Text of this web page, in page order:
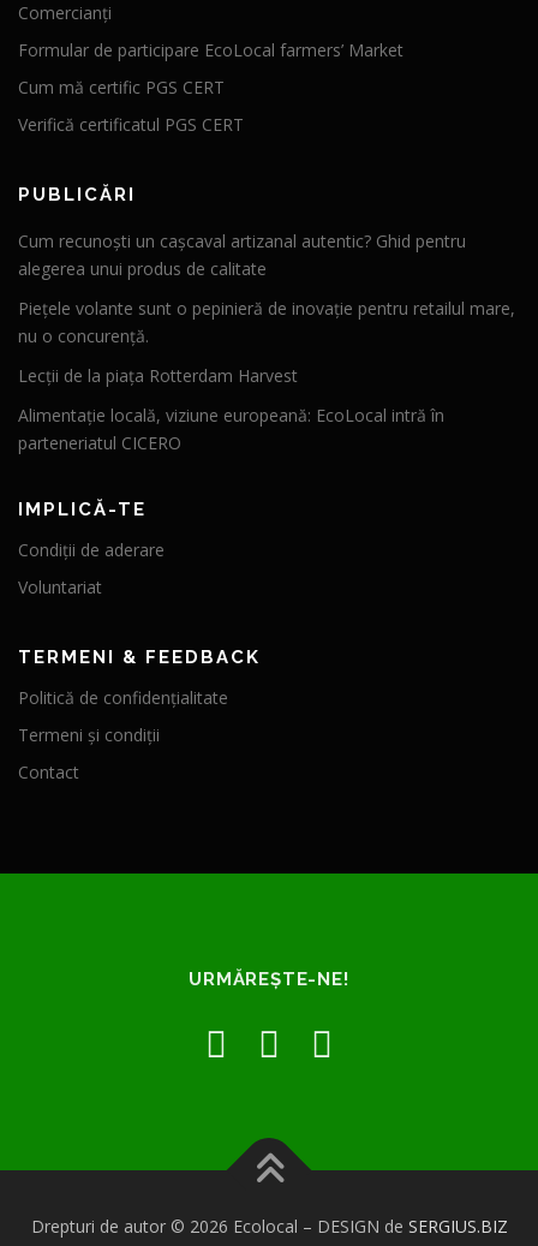
Comercianți
Formular de participare EcoLocal farmers’ Market
Cum mă certific PGS CERT
Verifică certificatul PGS CERT
PUBLICĂRI
Cum recunoști un cașcaval artizanal autentic? Ghid pentru
alegerea unui produs de calitate
Piețele volante sunt o pepinieră de inovație pentru retailul mare,
nu o concurență.
Lecții de la piața Rotterdam Harvest
Alimentație locală, viziune europeană: EcoLocal intră în
parteneriatul CICERO
IMPLICĂ-TE
Condiții de aderare
Voluntariat
TERMENI & FEEDBACK
Politică de confidențialitate
Termeni și condiții
Contact
URMĂREȘTE-NE!
Drepturi de autor © 2026 Ecolocal – DESIGN de SERGIUS.BIZ